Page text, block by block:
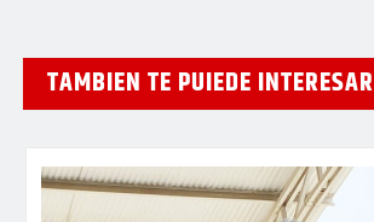
TAMBIEN TE PUIEDE INTERESAR